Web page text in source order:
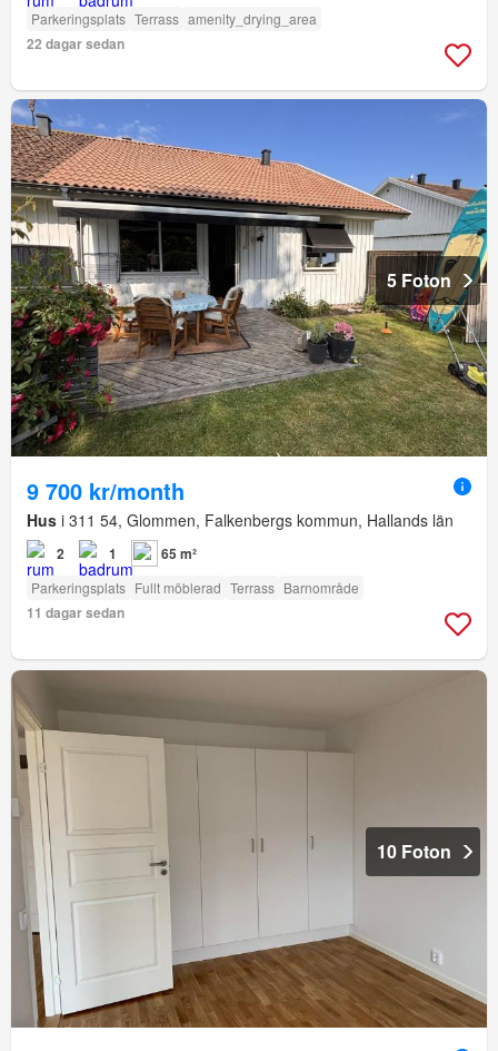
Parkeringsplats Terrass amenity_drying_area
22 dagar sedan
5 Foton
9 700 kr/month
Hus i 311 54, Glommen, Falkenbergs kommun, Hallands län
2 1 65 m²
Parkeringsplats Fullt möblerad Terrass Barnområde
11 dagar sedan
10 Foton